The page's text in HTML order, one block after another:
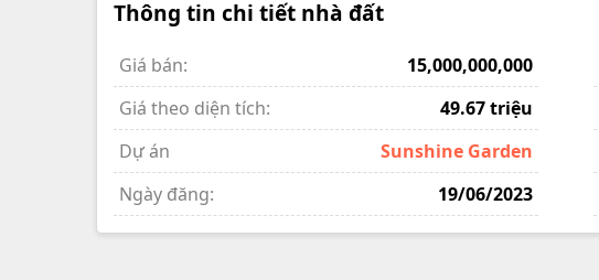
Thông tin chi tiết nhà đất
Giá bán: 15,000,000,000
Giá theo diện tích:
49.67 triệu
Dự án
Sunshine Garden
Ngày đăng:
19/06/2023